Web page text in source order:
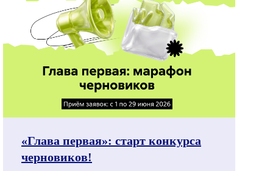
«Глава первая»: старт конкурса
черновиков!